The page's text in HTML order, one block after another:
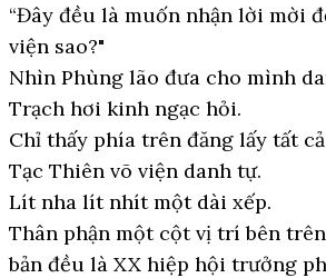
“Đây đều là muốn nhận lời mời
viện sao?"
Nhìn Phùng lão đưa cho mình
Trạch hơi kinh ngạc hỏi.
Chỉ thấy phía trên đăng lấy tất
Tạc Thiên võ viện danh tự.
Lít nha lít nhít một dài xếp.
Thân phận một cột vị trí bên
bản đều là XX hiệp hội trưởng